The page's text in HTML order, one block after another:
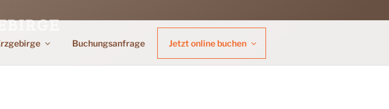
Buchungsanfrage Jetzt online buchen